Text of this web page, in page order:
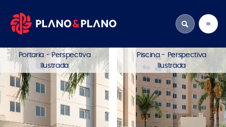
Portaria - Perspectiva
Ilustrada
Piscina - Perspectiva
Ilustrada